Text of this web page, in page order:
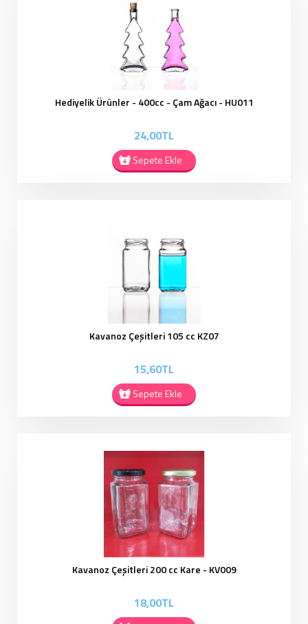
Hediyelik Ürünler - 400cc - Çam Ağacı - HU011
24,00TL
Sepete Ekle
Kavanoz Çeşitleri 105 cc KZ07
15,60TL
Sepete Ekle
Kavanoz Çeşitleri 200 cc Kare - KV009
18,00TL